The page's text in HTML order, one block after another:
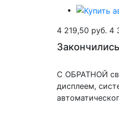
4 219,50 руб. 4
Закончились
С ОБРАТНОЙ
дисплеем,